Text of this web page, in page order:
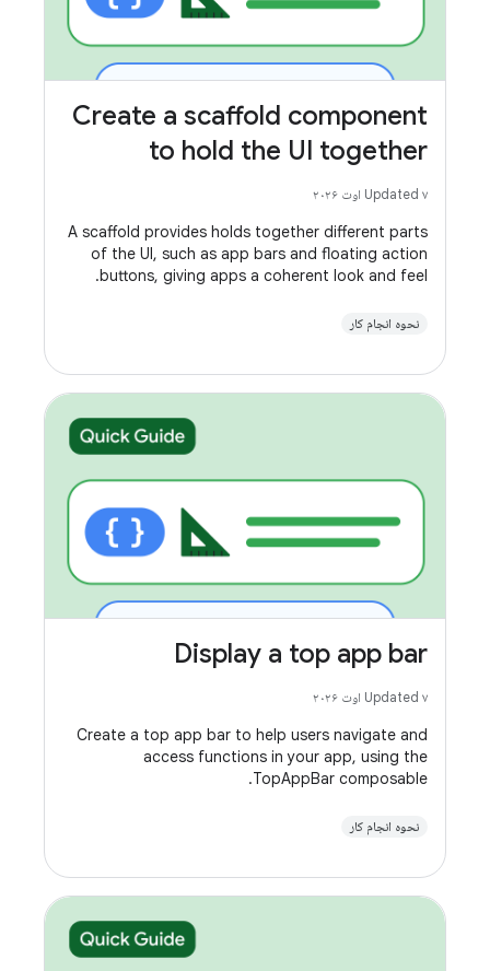
Create a scaffold component
to hold the UI together
Updated ۷ اوت ۲۰۲۶
A scaffold provides holds together different parts
of the UI, such as app bars and floating action
buttons, giving apps a coherent look and feel.
نحوه انجام کار
Display a top app bar
Updated ۷ اوت ۲۰۲۶
Create a top app bar to help users navigate and
access functions in your app, using the
TopAppBar composable.
نحوه انجام کار